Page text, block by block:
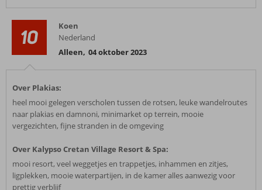
10
Koen
Nederland
Alleen, 04 oktober 2023
Over Plakias:
heel mooi gelegen verscholen tussen de rotsen, leuke wandelroutes
naar plakias en damnoni, minimarket op terrein, mooie
vergezichten, fijne stranden in de omgeving
Over Kalypso Cretan Village Resort & Spa:
mooi resort, veel weggetjes en trappetjes, inhammen en zitjes,
ligplekken, mooie waterpartijen, in de kamer alles aanwezig voor
prettig verblijf